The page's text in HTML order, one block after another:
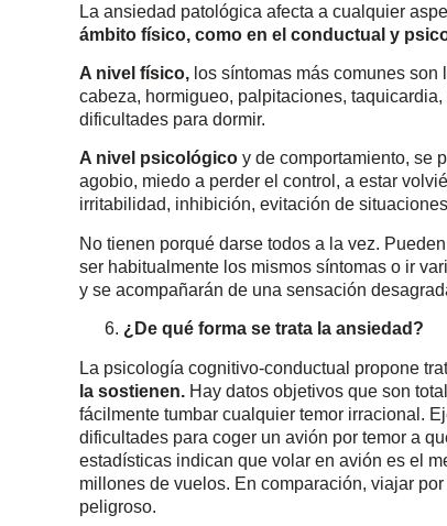
La ansiedad patológica afecta a cualquier
ámbito físico, como en el conductual y
A nivel físico, los síntomas más comunes
cabeza, hormigueo, palpitaciones,
dificultades para dormir.
A nivel psicológico y de comportamiento, se
agobio, miedo a perder el control, a estar
irritabilidad, inhibición, evitación de
No tienen porqué darse todos a la vez.
ser habitualmente los mismos síntomas o ir
y se acompañarán de una sensación
¿De qué forma se trata la ansiedad?
La psicología cognitivo-conductual propone
la sostienen. Hay datos objetivos que son
fácilmente tumbar cualquier temor irracional.
dificultades para coger un avión por temor a
estadísticas indican que volar en avión es el
millones de vuelos. En comparación, viajar
peligroso.